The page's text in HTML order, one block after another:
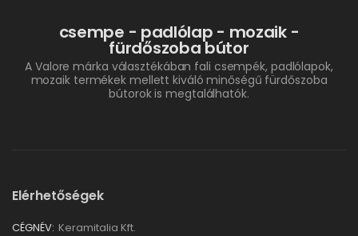
csempe - padlólap - mozaik -
fürdőszoba bútor
A Valore márka választékában fali csempék, padlólapok,
mozaik termékek mellett kiváló minőségű fürdőszoba
bútorok is megtalálhatók.
Elérhetőségek
CÉGNÉV: Keramitalia Kft.